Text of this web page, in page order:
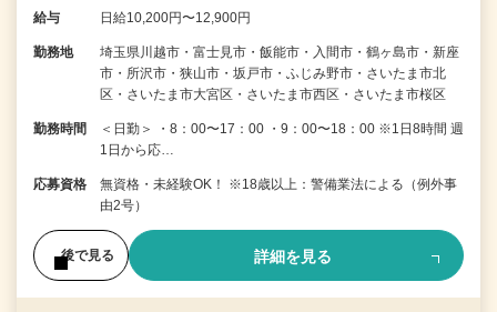
給与 日給10,200円〜12,900円
勤務地
埼玉県川越市・富士見市・飯能市・入間市・鶴ヶ島市・新座
市・所沢市・狭山市・坂戸市・ふじみ野市・さいたま市北
区・さいたま市大宮区・さいたま市西区・さいたま市桜区
勤務時間
＜日勤＞ ・8：00〜17：00 ・9：00〜18：00 ※1日8時間 週
1日から応…
応募資格
無資格・未経験OK！ ※18歳以上：警備業法による（例外事
由2号）
後で見る 詳細を見る